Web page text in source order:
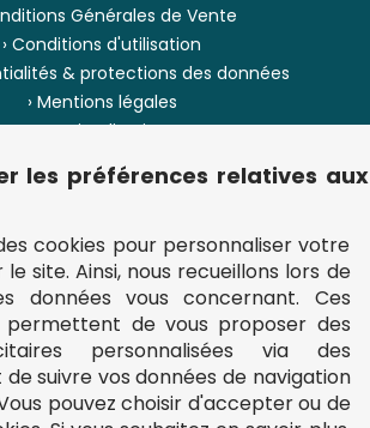
Générales de Vente
› Conditions d'utilisation
& protections des données
› Mentions légales
› Envoi et livraison
› Paiement
de puzzle manquantes ?
› Plan du site
6,95 € (France) / gratuit à partir de 45 €.
le site référence pour acheter des puzzles de
qualité à bon prix.
les préférences relatives aux
cookies pour personnaliser votre
site. Ainsi, nous recueillons lors de
données vous concernant. Ces
permettent de vous proposer des
personnalisées via des
suivre vos données de navigation
pouvez choisir d'accepter ou de